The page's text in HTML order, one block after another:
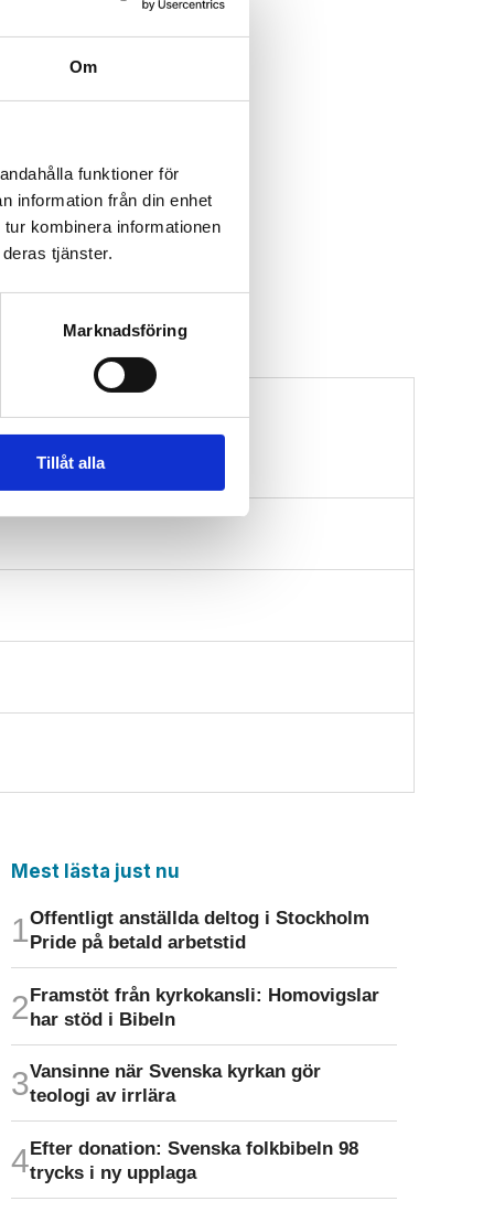
Om
funktioner för
information från din enhet
kombinera informationen
tjänster.
Marknadsföring
Tillåt alla
Mest lästa just nu
Offentligt anställda deltog i Stockholm
Pride på betald arbetstid
Framstöt från kyrkokansli: Homo­vigslar
har stöd i Bibeln
Vansinne när Svenska kyrkan gör
teologi av irrlära
Efter donation: Svenska folkbibeln 98
trycks i ny upplaga